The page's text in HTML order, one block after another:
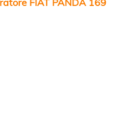
FIAT PANDA 169